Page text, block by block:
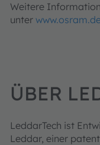
Weitere
unter
ÜBER
LeddarTech ist
Leddar, einer